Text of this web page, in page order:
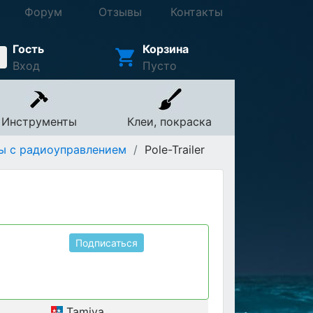
Форум Отзывы Контакты
Гость
Вход
Корзина
Пусто
Инструменты
Клеи, покраска
с радиоуправлением / Pole-Trailer
Подписаться